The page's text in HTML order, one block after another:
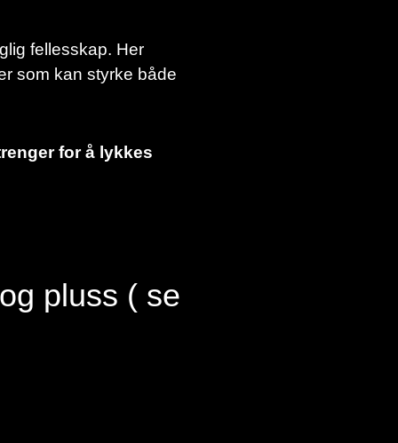
fellesskap. Her
som kan styrke både
for å lykkes
pluss ( se